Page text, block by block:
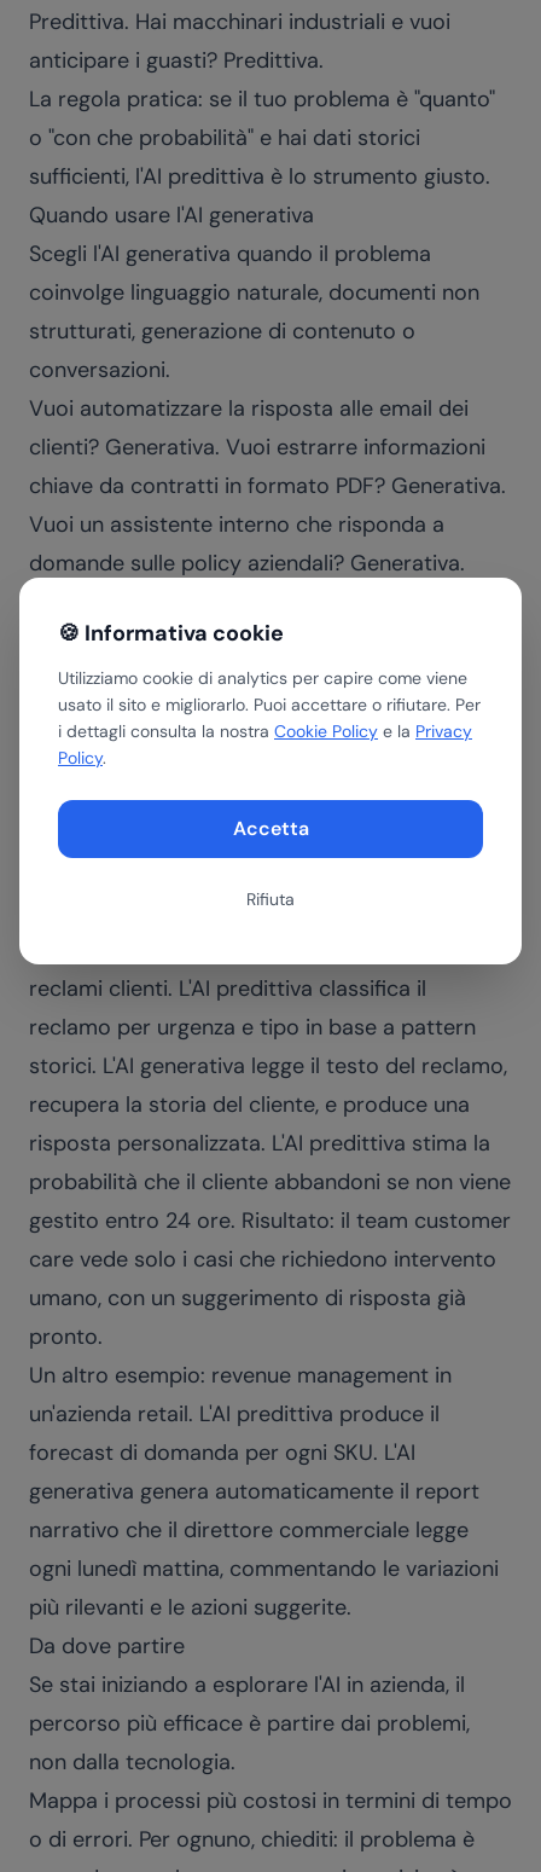
🍪 Informativa cookie
Utilizziamo cookie di analytics per capire come viene
usato il sito e migliorarlo. Puoi accettare o rifiutare. Per
i dettagli consulta la nostra Cookie Policy e la Privacy
Policy.
Accetta
Rifiuta
Predittiva. Hai macchinari industriali e vuoi
anticipare i guasti? Predittiva.
La regola pratica: se il tuo problema è "quanto"
o "con che probabilità" e hai dati storici
sufficienti, l'AI predittiva è lo strumento giusto.
Quando usare l'AI generativa
Scegli l'AI generativa quando il problema
coinvolge linguaggio naturale, documenti non
strutturati, generazione di contenuto o
conversazioni.
Vuoi automatizzare la risposta alle email dei
clienti? Generativa. Vuoi estrarre informazioni
chiave da contratti in formato PDF? Generativa.
Vuoi un assistente interno che risponda a
domande sulle policy aziendali? Generativa.
scrivere", "cosa c'è scritto qui" o "cosa
rispondere", l'AI generativa è lo strumento
giusto.
Come si combinano nella pratica
Le soluzioni AI più efficaci spesso usano
entrambe in sequenza. Non è una scelta
reclami clienti. L'AI predittiva classifica il
reclamo per urgenza e tipo in base a pattern
storici. L'AI generativa legge il testo del reclamo,
recupera la storia del cliente, e produce una
risposta personalizzata. L'AI predittiva stima la
probabilità che il cliente abbandoni se non viene
gestito entro 24 ore. Risultato: il team customer
care vede solo i casi che richiedono intervento
umano, con un suggerimento di risposta già
pronto.
Un altro esempio: revenue management in
un'azienda retail. L'AI predittiva produce il
forecast di domanda per ogni SKU. L'AI
generativa genera automaticamente il report
narrativo che il direttore commerciale legge
ogni lunedì mattina, commentando le variazioni
più rilevanti e le azioni suggerite.
Da dove partire
Se stai iniziando a esplorare l'AI in azienda, il
percorso più efficace è partire dai problemi,
non dalla tecnologia.
Mappa i processi più costosi in termini di tempo
o di errori. Per ognuno, chiediti: il problema è